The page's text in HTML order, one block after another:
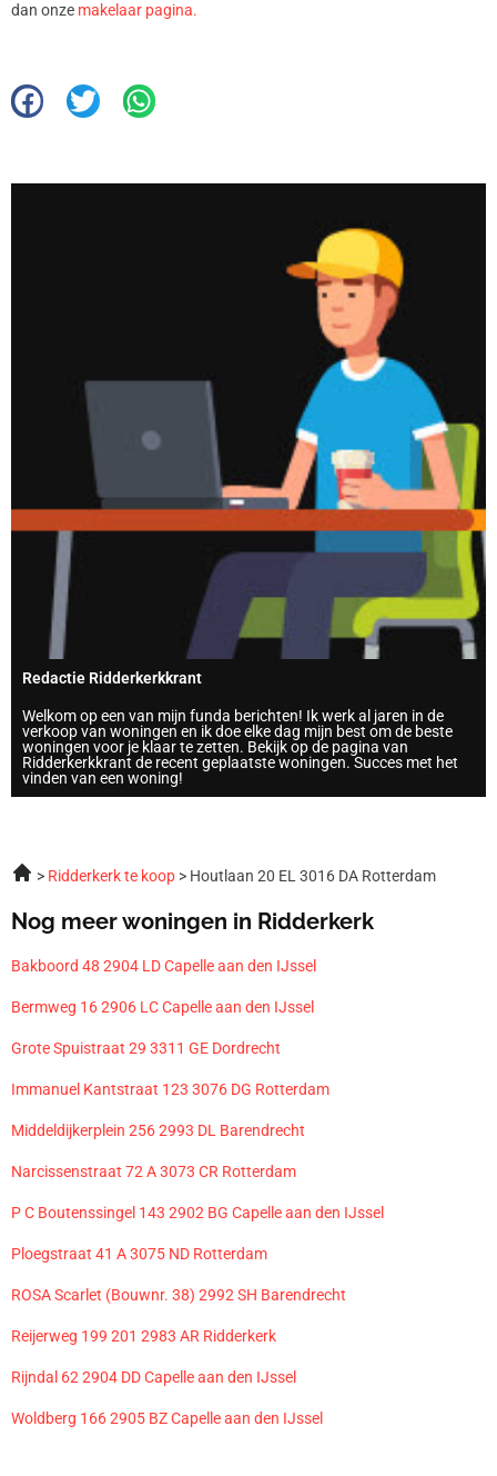
dan onze makelaar pagina.
Redactie Ridderkerkkrant
Welkom op een van mijn funda berichten! Ik werk al jaren in de
verkoop van woningen en ik doe elke dag mijn best om de beste
woningen voor je klaar te zetten. Bekijk op de pagina van
Ridderkerkkrant de recent geplaatste woningen. Succes met het
vinden van een woning!
Ridderkerk te koop Houtlaan 20 EL 3016 DA Rotterdam
Nog meer woningen in Ridderkerk
Bakboord 48 2904 LD Capelle aan den IJssel
Bermweg 16 2906 LC Capelle aan den IJssel
Grote Spuistraat 29 3311 GE Dordrecht
Immanuel Kantstraat 123 3076 DG Rotterdam
Middeldijkerplein 256 2993 DL Barendrecht
Narcissenstraat 72 A 3073 CR Rotterdam
P C Boutenssingel 143 2902 BG Capelle aan den IJssel
Ploegstraat 41 A 3075 ND Rotterdam
ROSA Scarlet (Bouwnr. 38) 2992 SH Barendrecht
Reijerweg 199 201 2983 AR Ridderkerk
Rijndal 62 2904 DD Capelle aan den IJssel
Woldberg 166 2905 BZ Capelle aan den IJssel